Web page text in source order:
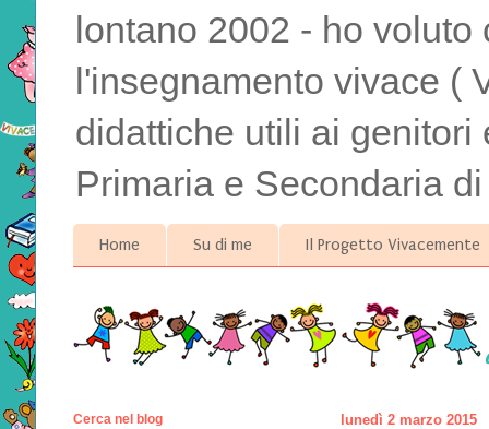
lontano 2002 - ho
l'insegnamento vivace (
didattiche utili ai
Primaria e Secondaria
Home Su di me Il Progetto Vivacemente
lunedì 2 marzo 2015
Cerca nel blog